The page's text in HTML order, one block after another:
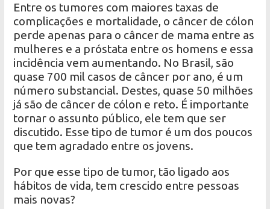
Entre os tumores com maiores taxas de
complicações e mortalidade, o câncer de cólon
perde apenas para o câncer de mama entre as
mulheres e a próstata entre os homens e essa
incidência vem aumentando. No Brasil, são
quase 700 mil casos de câncer por ano, é um
número substancial. Destes, quase 50 milhões
já são de câncer de cólon e reto. É importante
tornar o assunto público, ele tem que ser
discutido. Esse tipo de tumor é um dos poucos
que tem agradado entre os jovens.
Por que esse tipo de tumor, tão ligado aos
hábitos de vida, tem crescido entre pessoas
mais novas?